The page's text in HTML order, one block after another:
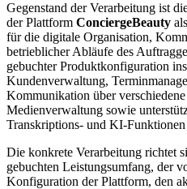
Gegenstand der Verarbeitung ist
der Plattform ConciergeBeauty
für die digitale Organisation,
betrieblicher Abläufe des
gebuchter Produktkonfiguration
Kundenverwaltung,
Kommunikation über
Medienverwaltung sowie
Transkriptions- und KI-Funktionen
Die konkrete Verarbeitung richtet
gebuchten Leistungsumfang, der
Konfiguration der Plattform, den